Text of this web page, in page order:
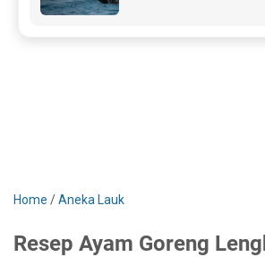
Home /Aneka Lauk
Resep Ayam Goreng